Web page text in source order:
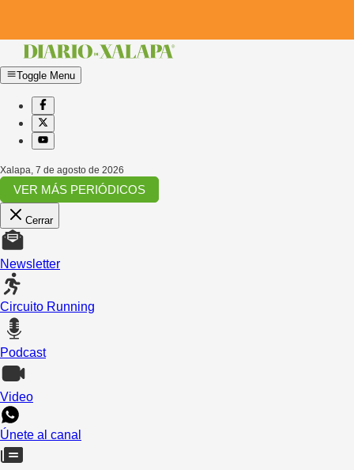
Toggle Menu
Xalapa, 7 de agosto de 2026
VER MÁS PERIÓDICOS
Cerrar
Newsletter
Circuito Running
Podcast
Video
Únete al canal